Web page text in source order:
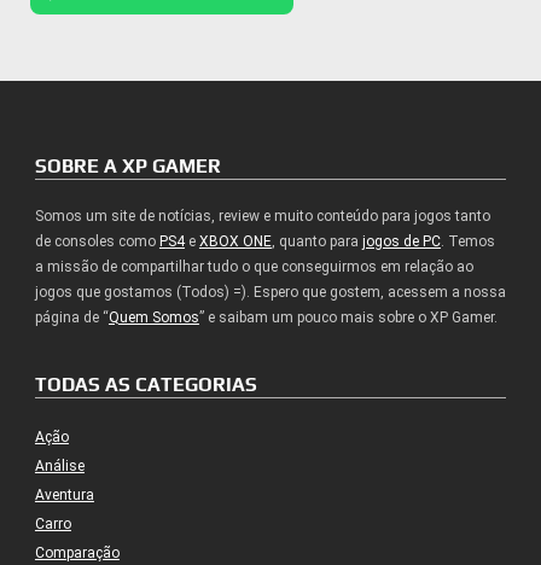
SOBRE A XP GAMER
Somos um site de notícias, review e muito conteúdo para jogos tanto
de consoles como PS4e XBOX ONE, quanto para jogos de PC. Temos
a missão de compartilhar tudo o que conseguirmos em relação ao
jogos que gostamos (Todos) =). Espero que gostem, acessem a nossa
página de “Quem Somos” e saibam um pouco mais sobre o XP Gamer.
TODAS AS CATEGORIAS
Ação
Análise
Aventura
Carro
Comparação